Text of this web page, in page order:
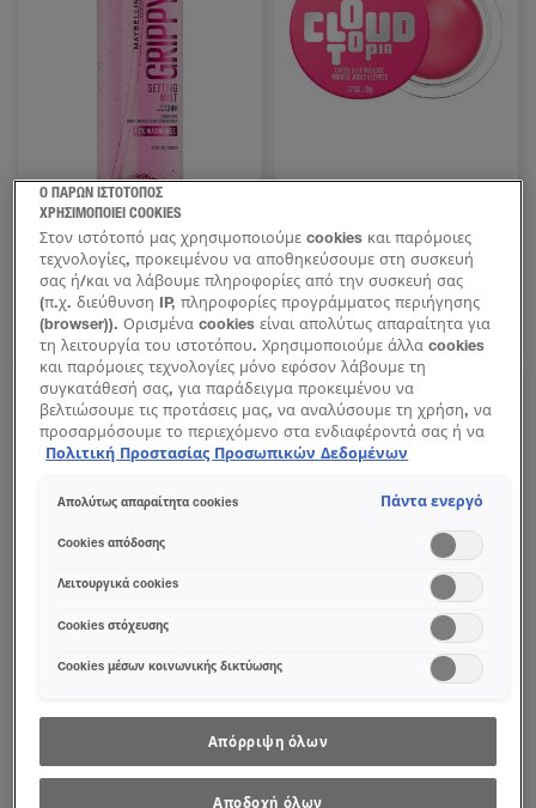
GRIPPY SETTING MIST SPRAY
1 ΑΠΌΧΡΩΣΗ
ΑΓΟΡΆ ΤΏΡΑGRIPPY SETTING MIST SPRAY
MOUSSE ΡΟΥΖ ΠΡΟΣΩΠΟΥ
8 ΑΠΟΧΡΏΣΕΙΣ
ΑΓΟΡΆ ΤΏΡΑCLOUDTOPIA
ΑΝΑΚΆΛΥΨΕ ΈΝΑ FOUNDATION ΠΟΥ ΦΡΟΝΤΊΖΕΙ ΤΗΝ ΕΠΙΔΕΡΜΊΔΑ
Ο ΠΑΡΩΝ ΙΣΤΟΤΟΠΟΣ
ΧΡΗΣΙΜΟΠΟΙΕΙ COOKIES
Στον ιστότοπό μας χρησιμοποιούμε cookies και παρόμοιες
τεχνολογίες, προκειμένου να αποθηκεύσουμε στη συσκευή
σας ή/και να λάβουμε πληροφορίες από την συσκευή σας
(π.χ. διεύθυνση IP, πληροφορίες προγράμματος περιήγησης
(browser)). Ορισμένα cookies είναι απολύτως απαραίτητα για
τη λειτουργία του ιστοτόπου. Χρησιμοποιούμε άλλα cookies
και παρόμοιες τεχνολογίες μόνο εφόσον λάβουμε τη
συγκατάθεσή σας, για παράδειγμα προκειμένου να
βελτιώσουμε τις προτάσεις μας, να αναλύσουμε τη χρήση, να
προσαρμόσουμε το περιεχόμενο στα ενδιαφέροντά σας ή να
αναγνωρίσουμε τον browser/ τη συσκευή σας για τη
δείχνουμε σχετικό διαφημιστικό περιεχόμενο σε άλλες
οποία δεν είναι απαραίτητα («Αποδοχή όλων»), να τα
απορρίψετε («Απόρριψη όλων») ή να ρυθμίσετε και να
αποθηκεύσετε τις επιλογές σας («Αποθήκευση επιλογών»).
Μπορείτε επίσης, ανά πάσα στιγμή, να ελέγξετε και να
ρυθμίσετε εκ νέου τις επιλογές σας (επιλέγοντας το link
«Ρυθμίσεις για τα cookies»). Περισσότερες πληροφορίες
μπορείτε να βρείτε στην
Πολιτική Προστασίας Προσωπικών Δεδομένων
Απολύτως απαραίτητα cookies Πάντα ενεργό
Cookies απόδοσης
Λειτουργικά cookies
Cookies στόχευσης
Cookies μέσων κοινωνικής δικτύωσης
Απόρριψη όλων
Αποδοχή όλων